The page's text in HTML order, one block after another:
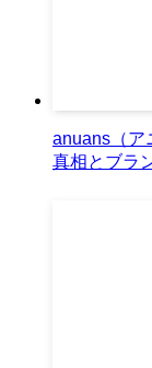
anuans（ア
真相とブラ